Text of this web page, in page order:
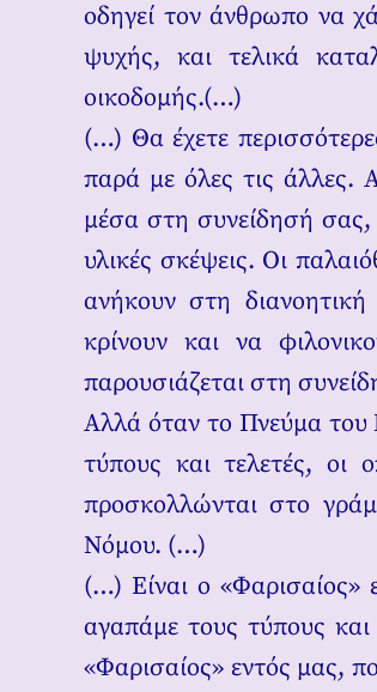
οδηγεί τον άνθρωπο να
ψυχής, και τελικά
οικοδομής.(…)
(…) Θα έχετε
παρά με όλες τις άλλες.
μέσα στη συνείδησή σας,
υλικές σκέψεις. Οι
ανήκουν στη
κρίνουν και να
παρουσιάζεται στη
Αλλά όταν το Πνεύμα του
τύπους και τελετές, οι
προσκολλώνται στο
Νόμου. (…)
(…) Είναι ο «Φαρισαίος»
αγαπάμε τους τύπους και
«Φαρισαίος» εντός μας,